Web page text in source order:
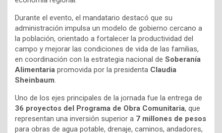
Durante el evento, el mandatario destacó que su
administración impulsa un modelo de gobierno cercano a
la población, orientado a fortalecer la productividad del
campo y mejorar las condiciones de vida de las familias,
en coordinación con la estrategia nacional de Soberanía
Alimentaria promovida por la presidenta Claudia
Sheinbaum.
Uno de los ejes principales de la jornada fue la entrega de
36 proyectos del Programa de Obra Comunitaria, que
representan una inversión superior a 7 millones de pesos
para obras de agua potable, drenaje, caminos, andadores,